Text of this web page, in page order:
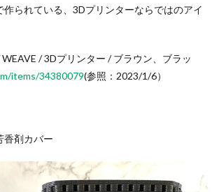
作られている、3Dプリンターならではのアイ
/ 3Dプリンター / ブラウン、ブラッ
items/34380079(参照：2023/1/6）
香剤カバー